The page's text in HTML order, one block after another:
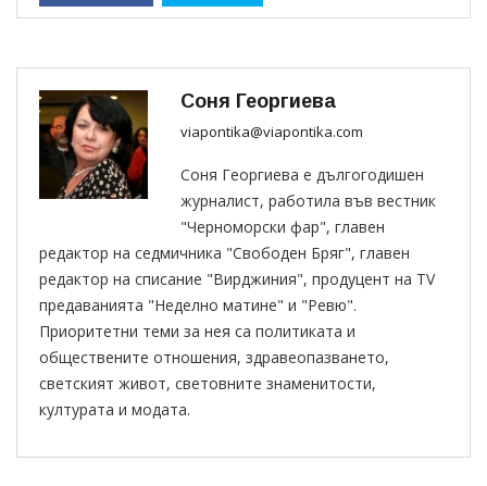
Соня Георгиева
viapontika@viapontika.com
Соня Георгиева е дългогодишен
журналист, работила във вестник
"Черноморски фар", главен
редактор на седмичника "Свободен Бряг", главен
редактор на списание "Вирджиния", продуцент на TV
предаванията "Неделно матине" и "Ревю".
Приоритетни теми за нея са политиката и
обществените отношения, здравеопазването,
светският живот, световните знаменитости,
културата и модата.